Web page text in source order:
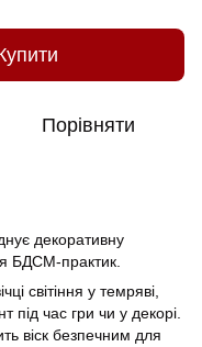
Порівняти
декоративну
БДСМ-практик.
світіння у темряві,
під час гри чи у декорі.
віск безпечним для